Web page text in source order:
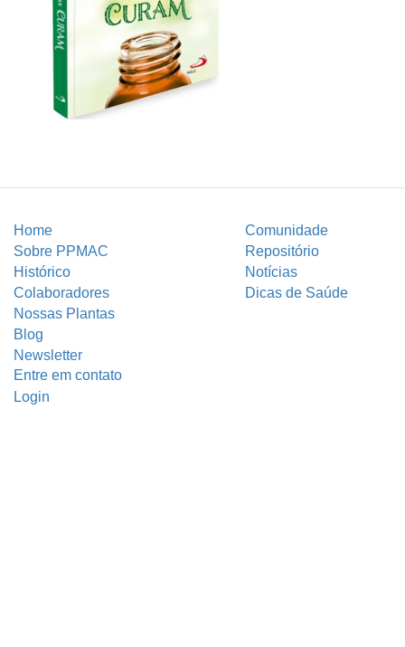
Home
Comunidade
Sobre PPMAC
Repositório
Histórico
Notícias
Colaboradores
Dicas de Saúde
Nossas Plantas
Blog
Newsletter
Entre em contato
Login